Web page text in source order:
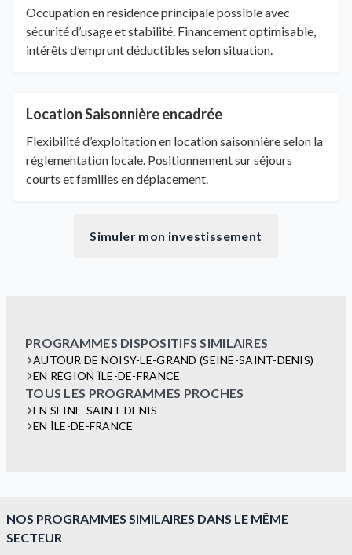
Occupation en résidence principale possible avec
sécurité d’usage et stabilité. Financement optimisable,
intérêts d’emprunt déductibles selon situation.
Location Saisonnière encadrée
Flexibilité d’exploitation en location saisonnière selon la
réglementation locale. Positionnement sur séjours
courts et familles en déplacement.
Simuler mon investissement
PROGRAMMES DISPOSITIFS SIMILAIRES
AUTOUR DE NOISY-LE-GRAND (SEINE-SAINT-DENIS)
EN RÉGION ÎLE-DE-FRANCE
TOUS LES PROGRAMMES PROCHES
EN SEINE-SAINT-DENIS
EN ÎLE-DE-FRANCE
NOS PROGRAMMES SIMILAIRES DANS LE MÊME
SECTEUR